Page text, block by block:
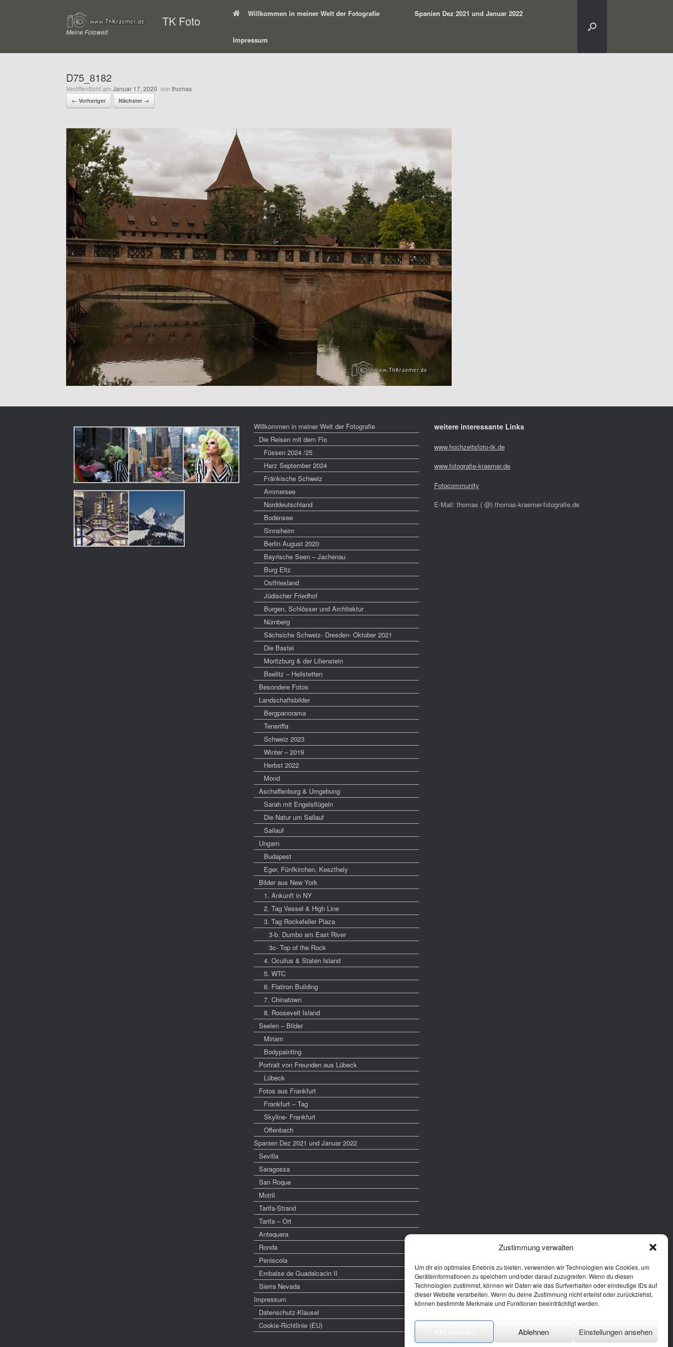
Zustimmung verwalten
Um dir ein optimales Erlebnis zu bieten, verwenden wir Technologien wie Cookies, um
Geräteinformationen zu speichern und/oder darauf zuzugreifen. Wenn du diesen
Technologien zustimmst, können wir Daten wie das Surfverhalten oder eindeutige IDs auf
dieser Website verarbeiten. Wenn du deine Zustimmung nicht erteilst oder zurückziehst,
können bestimmte Merkmale und Funktionen beeinträchtigt werden.
Ablehnen Einstellungen ansehen
TK Foto
Meine Fotowelt
Willkommen in meiner Welt der Fotografie Spanien Dez 2021 und Januar 2022
Impressum
D75_8182
Veröffentlicht am Januar 17, 2020 von thomas
← Vorheriger Nächster →
Willkommen in meiner Welt der Fotografie
Die Reisen mit dem Flo
Füssen 2024 /25
Harz September 2024
Fränkische Schweiz
Ammersee
Norddeutschland
Bodensee
Sinnsheim
Berlin August 2020
Bayrische Seen – Jachenau
Burg Eltz
Ostfriesland
Jüdischer Friedhof
Burgen, Schlösser und Architektur
Nürnberg
Sächsiche Schweiz- Dresden- Oktober 2021
Die Bastei
Moritzburg & der Lilienstein
Beelitz – Heilstetten
Besondere Fotos
Landschaftsbilder
Bergpanorama
Teneriffa
Schweiz 2023
Winter – 2019
Herbst 2022
Mond
Aschaffenburg & Umgebung
Sarah mit Engelsflügeln
Die Natur um Sailauf
Sailauf
Ungarn
Budapest
Eger, Fünfkirchen, Keszthely
Bilder aus New York
1. Ankunft in NY
2. Tag Vessel & High Line
3. Tag Rockefeller Plaza
3-b. Dumbo am East River
3c- Top of the Rock
4. Ocullus & Staten Island
5. WTC
6. Flatiron Building
7. Chinatown
8. Roosevelt Island
Seelen – Bilder
Miriam
Bodypainting
Portrait von Freunden aus Lübeck
Lübeck
Fotos aus Frankfurt
Frankfurt – Tag
Skyline- Frankfurt
Offenbach
Spanien Dez 2021 und Januar 2022
Sevilla
Saragossa
San Roque
Motril
Tarifa-Strand
Tarifa – Ort
Antequera
Ronda
Peniscola
Embalse de Guadalcacin II
Sierra Nevada
Impressum
Datenschutz-Klausel
Cookie-Richtlinie (EU)
weitere interessante Links
www.hochzeitsfoto-tk.de
www.fotografie-kraemer.de
Fotocommunity
E-Mail: thomas ( @) thomas-kraemer-fotografie.de